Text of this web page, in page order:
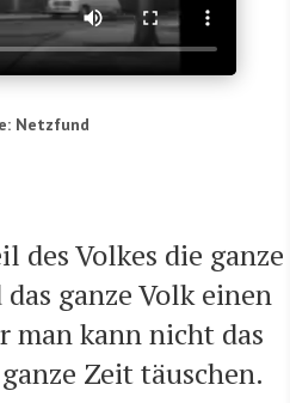
Netz­fund
des Vol­kes die gan­ze
gan­ze Volk einen
man kann nicht das
Zeit täuschen.